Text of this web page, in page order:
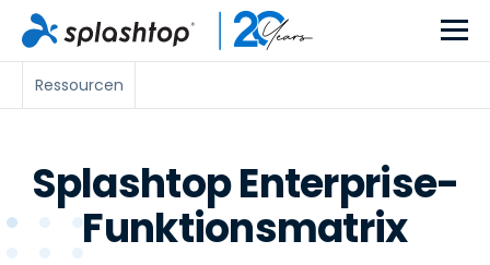
Ressourcen
Splashtop Enterprise-
Funktionsmatrix